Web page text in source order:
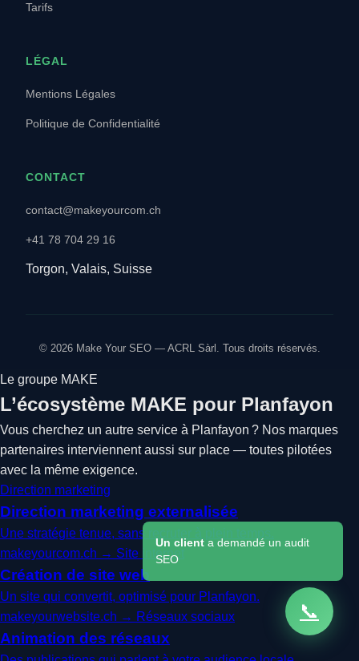
Tarifs
LÉGAL
Mentions Légales
Politique de Confidentialité
CONTACT
contact@makeyourcom.ch
+41 78 704 29 16
Torgon, Valais, Suisse
© 2026 Make Your SEO — ACRL Sàrl. Tous droits réservés.
Le groupe MAKE
L’écosystème MAKE pour Planfayon
Vous cherchez un autre service à Planfayon ? Nos marques
partenaires interviennent aussi sur place — toutes pilotées
avec la même exigence.
Direction marketing
Direction marketing externalisée
Une stratégie tenue, sans recruter à plein temps.
makeyourcom.ch → Site internet
Création de site web
Un site qui convertit, optimisé pour Planfayon.
makeyourwebsite.ch → Réseaux sociaux
Animation des réseaux
📞
Un client a demandé un audit
SEO